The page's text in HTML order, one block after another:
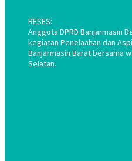
RESES:
Anggota DPRD Banjarmasin
kegiatan Penelaahan dan
Banjarmasin Barat bersama
Selatan.